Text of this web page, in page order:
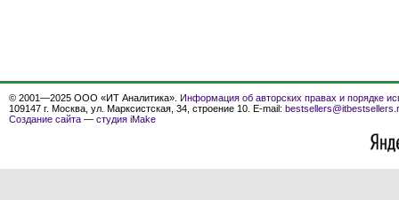
© 2001—2025 ООО «ИТ Аналитика». Информация об авторских правах и порядке
109147 г. Москва, ул. Марксистская, 34, строение 10. E-mail:
Создание сайта — студия iMake